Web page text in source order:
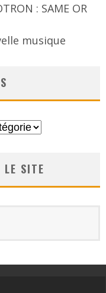
: SAME OR
musique
LE SITE